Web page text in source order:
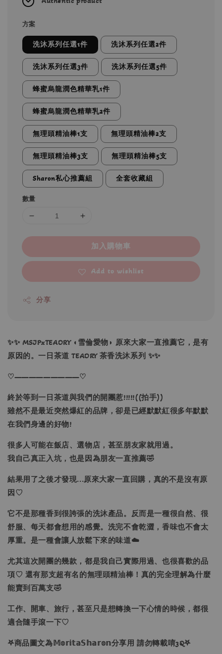
方案
洗沐系列任選1件 洗沐系列任選2件
洗沐系列任選3件 洗沐系列任選5件
蜂蜜烏龍潤色精華乳1件
蜂蜜烏龍潤色精華乳2件
無理頭精油棒1支 無理頭精油棒2支
無理頭精油棒3支 無理頭精油棒5支
Sharon私心推薦組 全套收藏組
數量
加入購物車
Add to wishlist
分享
✨✨ MSJPxTEAORY ◖雪倫愛物◗ 原來大家一直推薦它，是有
原因的。一日茶道 TEAORY 茶香洗沐系列 ✨✨
♡—————————♡
終於等到一日茶道與我們的開團惹!!!!!((拍手))
雖然不是最近突然爆紅的品牌，卻是已經默默紅很多年默默
在我們身邊的好物!
很多人可能在飯店、選物店，甚至朋友家就用過。
我自己真正入坑，也是因為朋友一直推薦🤣
結果用了之後才發現...原來大家一直回購，真的不是沒有原
因♡
它不是那種香到很誇張的洗沐產品。反而是一種很自然、很
舒服、每天都會想用的感覺。洗完不會乾澀，香味也不會太
厚重。是一種會讓人放鬆下來的味道☁️
尤其這次開團的幾款，都是我自己實際用過、也很喜歡的品
項♡ 還有那支超有名的無理頭精油棒！真的完全理解為什麼
能賣到百萬支🤣
工作、開車、旅行，甚至只是想轉換一下心情的時候，都很
適合隨手滾一下♡
𖤐商品圖文為𝕄𝕠𝕣𝕚𝕥𝕒𝕊𝕙𝕒𝕣𝕠𝕟分享用 請勿轉載唷3Q𖤐